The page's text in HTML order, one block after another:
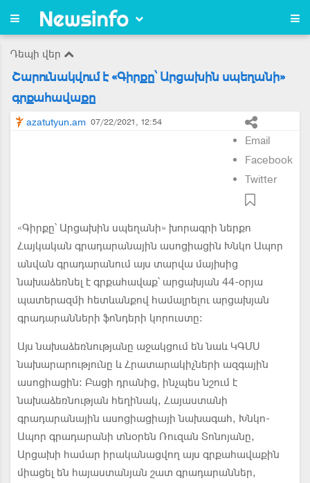
Դեպի վեր
Շարունակվում է «Գիրքը՝ Արցախին սպեղանի»
գրքահավաքը
azatutyun.am 07/22/2021, 12:54
Email
Facebook
Twitter
«Գիրքը՝ Արցախին սպեղանի» խորագրի ներքո
Հայկական գրադարանային ասոցիացին Խնկո Ապոր
անվան գրադարանում այս տարվա մայիսից
նախաձեռնել է գրքահավաք՝ արցախյան 44-օրյա
պատերազմի հետևանքով համալրելու արցախյան
գրադարանների ֆոնդերի կորուստը:
Այս նախաձեռնությանը աջակցում են նաև ԿԳՄՍ
նախարարությունը և Հրատարակիչների ազգային
ասոցիացին: Բացի դրանից, ինչպես նշում է
նախաձեռնության հեղինակ, Հայաստանի
գրադարանային ասոցիացիայի նախագահ, Խնկո-
Ապոր գրադարանի տնօրեն Ռուզան Տոնոյանը,
Արցախի համար իրականացվող այս գրքահավաքին
միացել են հայաստանյան շատ գրադարաններ,